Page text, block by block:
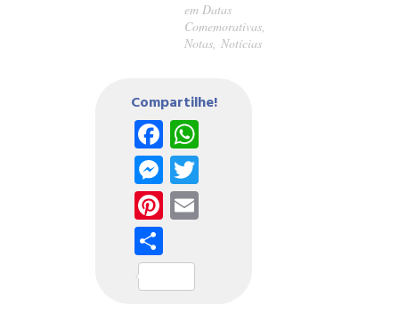
em Datas
Comemorativas,
Notas, Notícias
Compartilhe!
Facebook
WhatsApp
Messenger
Twitter
Pinterest
Email
Share